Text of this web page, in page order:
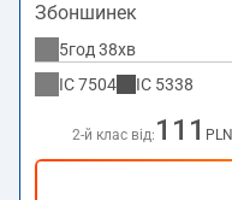
Збоншинек
5год 38хв
IC7504 IC 5338
2-й клас від: 111 PLN